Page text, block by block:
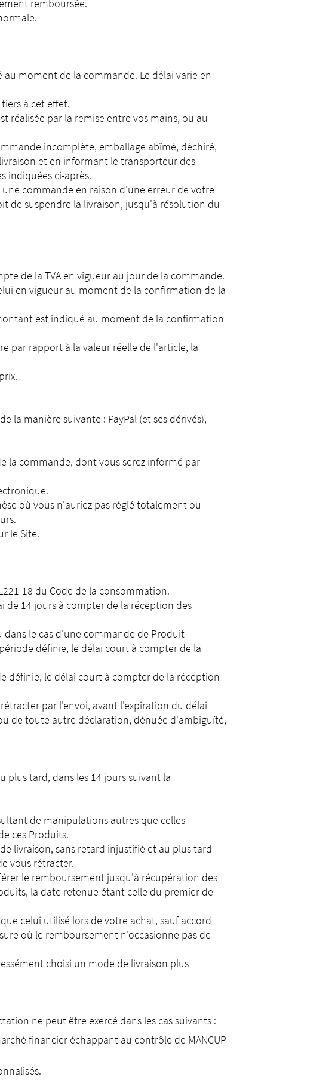
remboursée.
moment de la commande. Le délai varie en
à cet effet.
réalisée par la remise entre vos mains, ou au
incomplète, emballage abîmé, déchiré,
et en informant le transporteur des
indiquées ci-après.
commande en raison d'une erreur de votre
de suspendre la livraison, jusqu'à résolution du
de la TVA en vigueur au jour de la commande.
en vigueur au moment de la confirmation de la
est indiqué au moment de la confirmation
par rapport à la valeur réelle de l'article, la
la manière suivante : PayPal (et ses dérivés),
commande, dont vous serez informé par
où vous n'auriez pas réglé totalement ou
le Site.
18 du Code de la consommation.
de 14 jours à compter de la réception des
le cas d'une commande de Produit
définie, le délai court à compter de la
définie, le délai court à compter de la réception
par l'envoi, avant l'expiration du délai
de toute autre déclaration, dénuée d'ambiguïté,
plus tard, dans les 14 jours suivant la
de manipulations autres que celles
ces Produits.
livraison, sans retard injustifié et au plus tard
vous rétracter.
le remboursement jusqu'à récupération des
la date retenue étant celle du premier de
celui utilisé lors de votre achat, sauf accord
où le remboursement n'occasionne pas de
choisi un mode de livraison plus
ne peut être exercé dans les cas suivants :
financier échappant au contrôle de MANCUP